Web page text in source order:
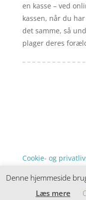
en kasse – ved
kassen, når du
det samme, så
plager deres
Cookie- og
Denne
spændende
Denne hjemmeside
Læs mere